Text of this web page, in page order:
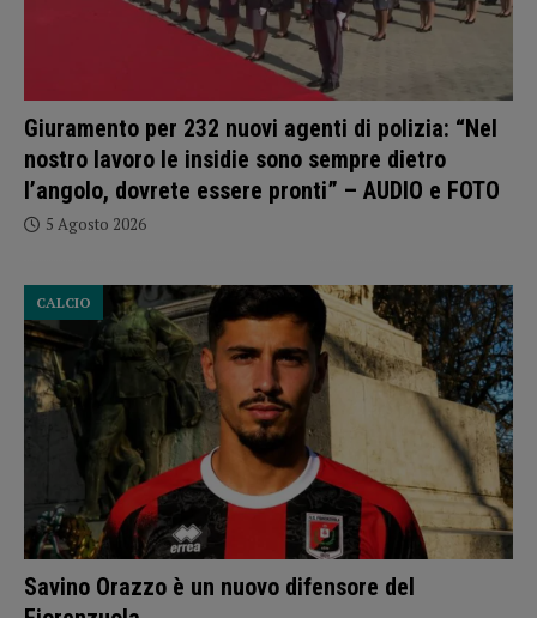
Giuramento per 232 nuovi agenti di polizia: “Nel
nostro lavoro le insidie sono sempre dietro
l’angolo, dovrete essere pronti” – AUDIO e FOTO
5 Agosto 2026
Savino Orazzo è un nuovo difensore del
CALCIO